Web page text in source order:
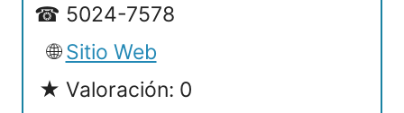
5024-7578
Sitio Web
Valoración: 0